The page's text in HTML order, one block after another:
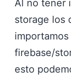
Al no tener
storage los
firebase/
esto